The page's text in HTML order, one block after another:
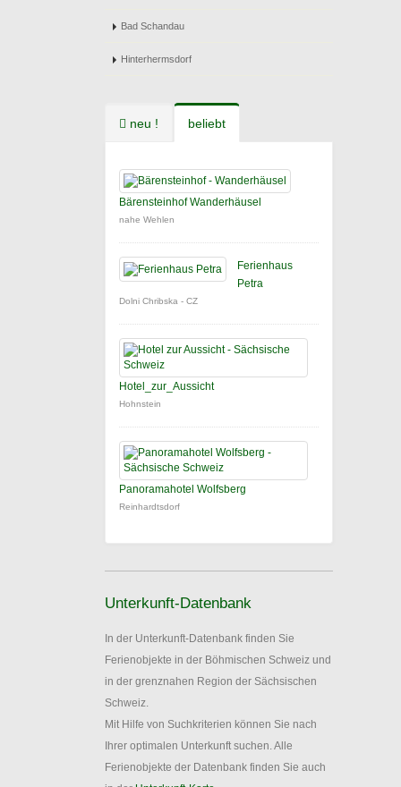
Bad Schandau
Hinterhermsdorf
neu ! beliebt
Bärensteinhof Wanderhäusel
nahe Wehlen
Ferienhaus
Petra
Dolni Chribska - CZ
Hotel_zur_Aussicht
Hohnstein
Panoramahotel Wolfsberg
Reinhardtsdorf
Unterkunft-Datenbank
In der Unterkunft-Datenbank finden Sie
Ferienobjekte in der Böhmischen Schweiz und
in der grenznahen Region der Sächsischen
Schweiz.
Mit Hilfe von Suchkriterien können Sie nach
Ihrer optimalen Unterkunft suchen. Alle
Ferienobjekte der Datenbank finden Sie auch